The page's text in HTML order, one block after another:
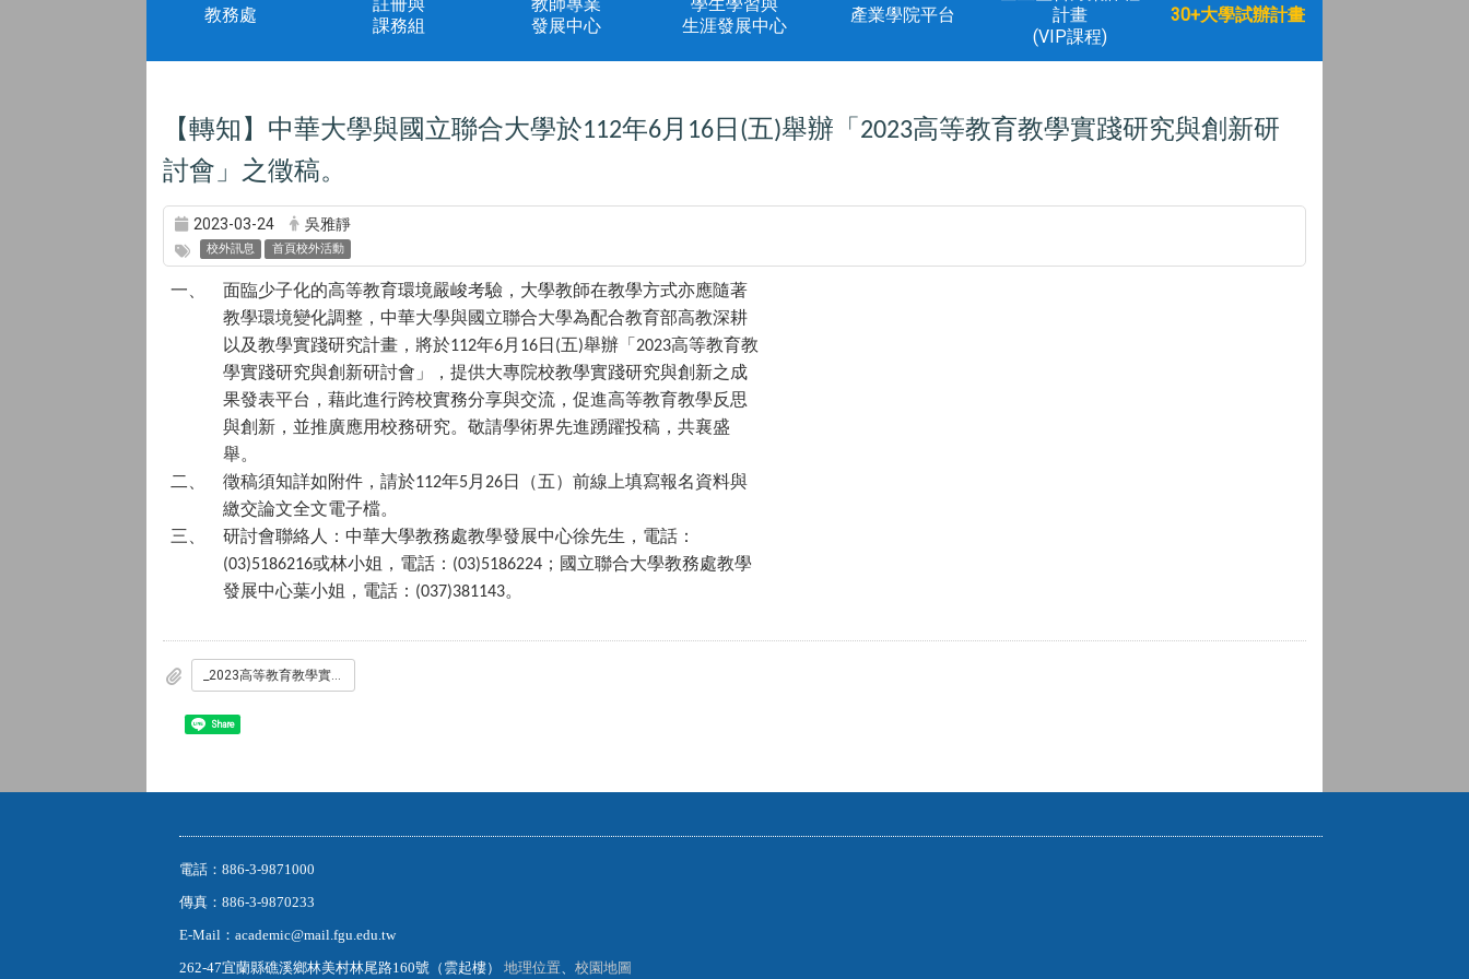
教務處
課務組
發展中心
生涯發展中心
產業學院平台
計畫
(VIP課程)
30+大學試辦計畫
【轉知】中華大學與國立聯合大學於112年6 月 16 日 (五)舉辦「 2023高等教育教學實踐研究與創新研
討會」之徵稿。
2023-03-24 吳雅靜
校外訊息 首頁校外活動
一、
面臨少子化的高等教育環境嚴峻考驗，大學教師在教學方式亦應隨著
教學環境變化調整，中華大學與國立聯合大學為配合教育部高教深耕
以及教學實踐研究計畫，將於112年6月 16日 (五)舉辦「 2023高等教育教
學實踐研究與創新研討會」，提供大專院校教學實踐研究與創新之成
果發表平台，藉此進行跨校實務分享與交流，促進高等教育教學反思
與創新，並推廣應用校務研究。敬請學術界先進踴躍投稿，共襄盛
舉。
二、
徵稿須知詳如附件，請於112年5月 26日（五）前線上填寫報名資料與
繳交論文全文電子檔。
三、
研討會聯絡人：中華大學教務處教學發展中心徐先生，電話：
(03)5186216或林小姐，電話： (03)5186224 ；國立聯合大學教務處教學
發展中心葉小姐，電話： (037)381143。
_2023高等教育教學實踐研究與創新研討會_.pdf
Share
電話：886-3-9871000
傳真：886-3-9870233
E-Mail：academic@mail.fgu.edu.tw
262-47宜蘭縣礁溪鄉林美村林尾路160號（雲起樓）地理位置 、校園地圖